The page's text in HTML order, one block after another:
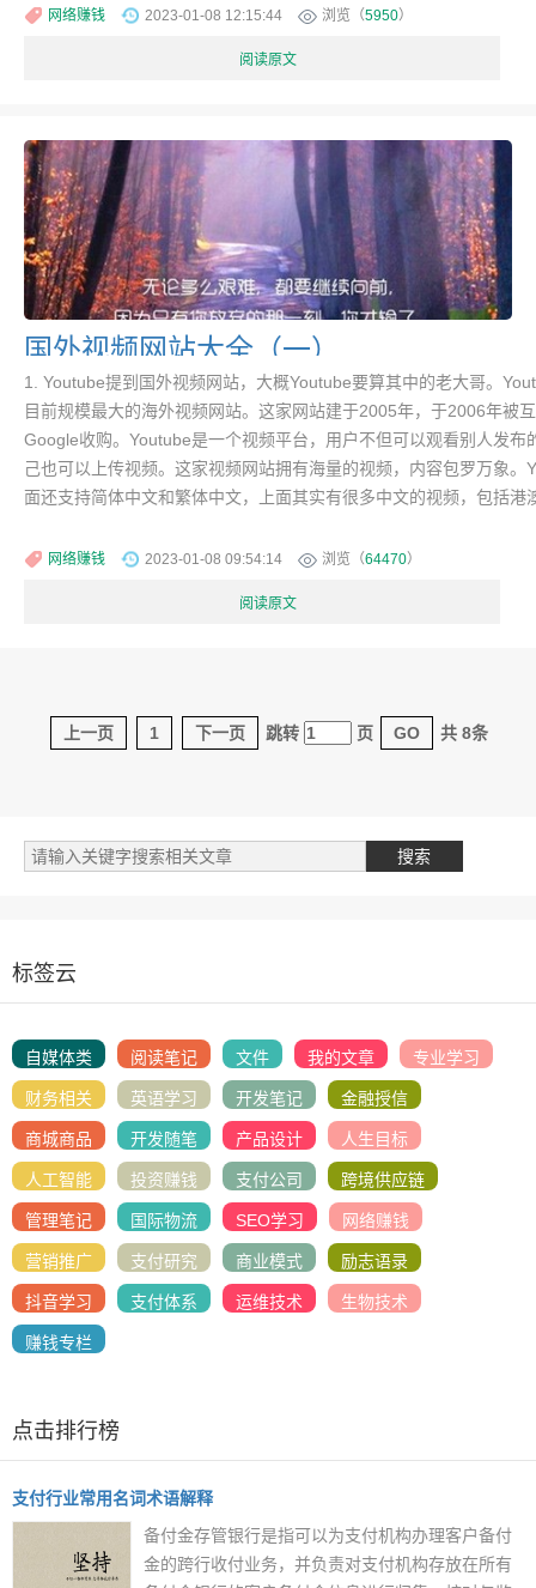
网络赚钱 2023-01-08 12:15:44 浏览（5950）
阅读原文
国外视频网站大全（一）
1. Youtube提到国外视频网站，大概Youtube要算其中的老大哥。
目前规模最大的海外视频网站。这家网站建于2005年，于2006年被
Google收购。Youtube是一个视频平台，用户不但可以观看别人发布
己也可以上传视频。这家视频网站拥有海量的视频，内容包罗万象。
面还支持简体中文和繁体中文，上面其实有很多中文的视频，包括港
网络赚钱 2023-01-08 09:54:14 浏览（64470）
阅读原文
上一页 1 下一页 跳转 页 GO 共 8条
标签云
自媒体类 阅读笔记 文件 我的文章 专业学习
财务相关 英语学习 开发笔记 金融授信
商城商品 开发随笔 产品设计 人生目标
人工智能 投资赚钱 支付公司 跨境供应链
管理笔记 国际物流 SEO学习 网络赚钱
营销推广 支付研究 商业模式 励志语录
抖音学习 支付体系 运维技术 生物技术
赚钱专栏
点击排行榜
支付行业常用名词术语解释
备付金存管银行是指可以为支付机构办理客户备付
金的跨行收付业务，并负责对支付机构存放在所有